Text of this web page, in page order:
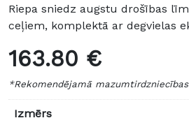
Riepa sniedz augstu drošības
ceļiem, komplektā ar degvielas
163.80 €
*Rekomendējamā
Izmērs